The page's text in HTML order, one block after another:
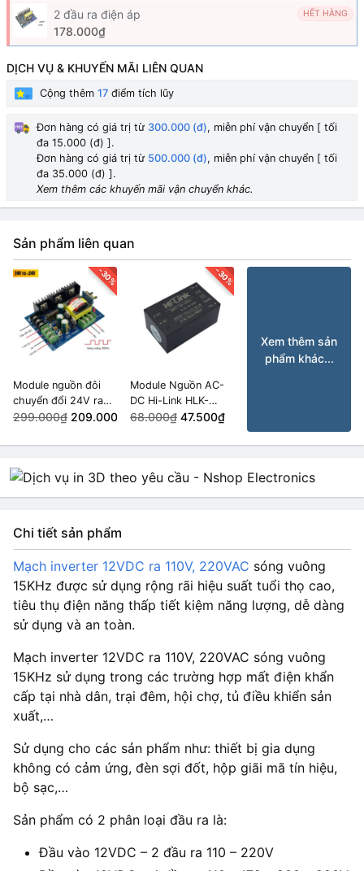
2 đầu ra điện áp HẾT HÀNG
178.000₫
DỊCH VỤ & KHUYẾN MÃI LIÊN QUAN
Cộng thêm 17 điểm tích lũy
Đơn hàng có giá trị từ 300.000 (đ), miễn phí vận chuyển [ tối
đa 15.000 (đ) ].
Đơn hàng có giá trị từ 500.000 (đ), miễn phí vận chuyển [ tối
đa 35.000 (đ) ].
Xem thêm các khuyến mãi vận chuyển khác.
Sản phẩm liên quan
-30%
Module nguồn đôi
chuyển đổi 24V ra
±24V
299.000₫ 209.000₫
-30%
Module Nguồn AC-
DC Hi-Link HLK-
PM09 9VDC 3W
68.000₫ 47.500₫
Xem thêm sản
phẩm khác...
Chi tiết sản phẩm
Mạch inverter 12VDC ra 110V, 220VAC sóng vuông
15KHz được sử dụng rộng rãi hiệu suất tuổi thọ cao,
tiêu thụ điện năng thấp tiết kiệm năng lượng, dễ dàng
sử dụng và an toàn.
Mạch inverter 12VDC ra 110V, 220VAC sóng vuông
15KHz sử dụng trong các trường hợp mất điện khẩn
cấp tại nhà dân, trại đêm, hội chợ, tủ điều khiển sản
xuất,…
Sử dụng cho các sản phẩm như: thiết bị gia dụng
không có cảm ứng, đèn sợi đốt, hộp giãi mã tín hiệu,
bộ sạc,…
Sản phẩm có 2 phân loại đầu ra là:
Đầu vào 12VDC – 2 đầu ra 110 – 220V